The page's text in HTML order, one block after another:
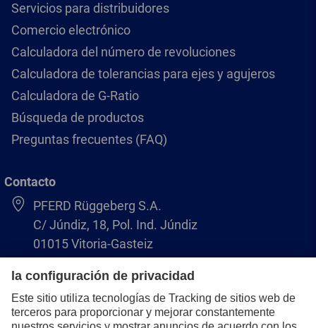
Servicios para distribuidores
Comercio electrónico
Calculadora del número de revoluciones
Calculadora de tolerancias para ejes y agujeros
Calculadora de G-Ratio
Búsqueda de productos
Preguntas frecuentes (FAQ)
Contacto
PFERD Rüggeberg S.A.
C/ Júndiz, 18, Pol. Ind. Júndiz
01015 Vitoria-Gasteiz
+34 945 184 400
pferd-es@pferd.com